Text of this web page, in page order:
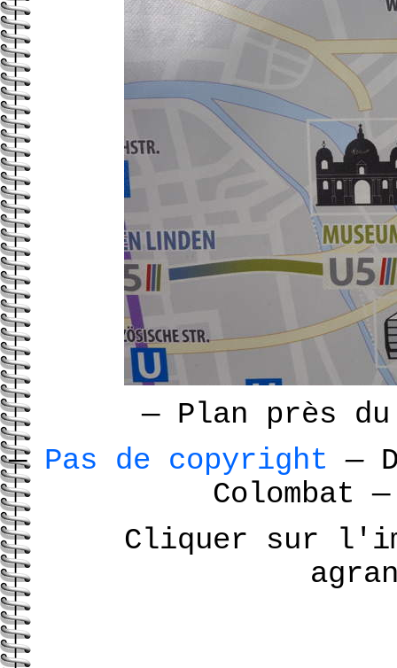
—Plan près
— Pas de copyright—
Colombat—
Cliquer sur